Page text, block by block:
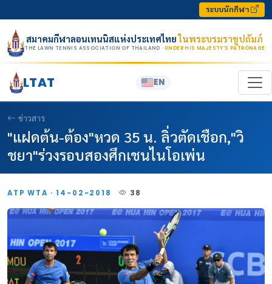
ระบบนักกีฬา
สมาคมกีฬาลอนเทนนิสแห่งประเทศไทยในพระบรมราชูปถัมภ์
THE LAWN TENNIS ASSOCIATION OF THAILAND · UNDER HIS MAJESTY’S PATRONAGE
LTAT EN
ข่าวสาร
"แฝดต้น-ต้อง"หวด 35 น. ลิ่วตัดเชือก,"วิ
ชยา"ร่วงรอบสองศึกเชนไนโอเพ่น
ATP WTA · 14-02-2018 38